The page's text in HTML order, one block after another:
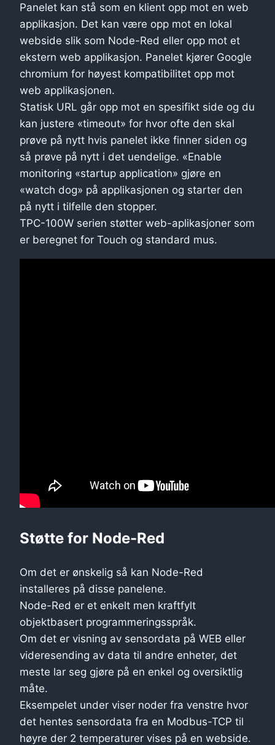
Panelet kan stå som en klient opp mot en web
applikasjon. Det kan være opp mot en lokal
webside slik som Node-Red eller opp mot et
ekstern web applikasjon. Panelet kjører Google
chromium for høyest kompatibilitet opp mot
web applikasjonen.
Statisk URL går opp mot en spesifikt side og du
kan justere «timeout» for hvor ofte den skal
prøve på nytt hvis panelet ikke finner siden og
så prøve på nytt i det uendelige. «Enable
monitoring «startup application» gjøre en
«watch dog» på applikasjonen og starter den
på nytt i tilfelle den stopper.
TPC-100W serien støtter web-aplikasjoner som
er beregnet for Touch og standard mus.
Støtte for Node-Red
Om det er ønskelig så kan Node-Red
installeres på disse panelene.
Node-Red er et enkelt men kraftfylt
objektbasert programmeringsspråk.
Om det er visning av sensordata på WEB eller
videresending av data til andre enheter, det
meste lar seg gjøre på en enkel og oversiktlig
måte.
Eksempelet under viser noder fra venstre hvor
det hentes sensordata fra en Modbus-TCP til
høyre der 2 temperaturer vises på en webside.